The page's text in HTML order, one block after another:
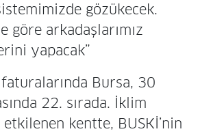
gözükecek.
göre arkadaşlarımız
yapacak”
Bursa, 30
22. sırada. İklim
kentte, BUSKİ’nin